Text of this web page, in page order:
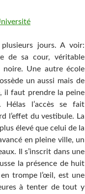
plusieurs jours. A voir:
de sa cour, véritable
Une autre école
un aussi mais de
il faut prendre la peine
Hélas l’accès se fait
l’effet du vestibule. La
élevé que celui de la
en pleine ville, un
Il s’inscrit dans une
la présence de huit
trompe l’œil, est une
à tenter de tout y